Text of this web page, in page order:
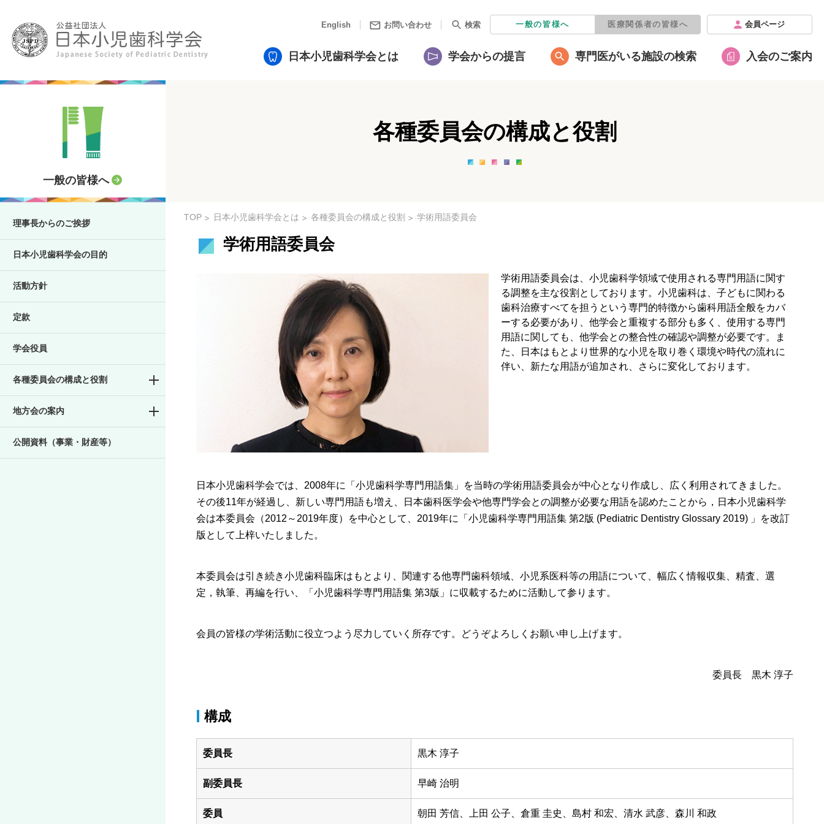
English お問い合わせ 検索 一般の皆様へ 医療関係者の皆様へ 会員ページ
日本小児歯科学会とは 学会からの提言 専門医がいる施設の検索 入会のご案内
一般の皆様へ
理事長からのご挨拶
日本小児歯科学会の目的
活動方針
定款
学会役員
各種委員会の構成と役割
地方会の案内
公開資料（事業・財産等）
各種委員会の構成と役割
TOP 日本小児歯科学会とは 各種委員会の構成と役割 学術用語委員会
学術用語委員会
学術用語委員会は、小児歯科学領域で使用される専門用語に関す
る調整を主な役割としております。小児歯科は、子どもに関わる
歯科治療すべてを担うという専門的特徴から歯科用語全般をカバ
ーする必要があり、他学会と重複する部分も多く、使用する専門
用語に関しても、他学会との整合性の確認や調整が必要です。ま
た、日本はもとより世界的な小児を取り巻く環境や時代の流れに
伴い、新たな用語が追加され、さらに変化しております。
日本小児歯科学会では、2008年に「小児歯科学専門用語集」を当時の学術用語委員会が中心となり作成し、広く利用されてきました。
その後11年が経過し、新しい専門用語も増え、日本歯科医学会や他専門学会との調整が必要な用語を認めたことから，日本小児歯科学
会は本委員会（2012～2019年度）を中心として、2019年に「小児歯科学専門用語集 第2版 (Pediatric Dentistry Glossary 2019) 」を改訂
版として上梓いたしました。
本委員会は引き続き小児歯科臨床はもとより、関連する他専門歯科領域、小児系医科等の用語について、幅広く情報収集、精査、選
定，執筆、再編を行い、「小児歯科学専門用語集 第3版」に収載するために活動して参ります。
会員の皆様の学術活動に役立つよう尽力していく所存です。どうぞよろしくお願い申し上げます。
委員長 黒木 淳子
構成
委員長 黒木 淳子
副委員長 早崎 治明
委員 朝田 芳信、上田 公子、倉重 圭史、島村 和宏、清水 武彦、森川 和政